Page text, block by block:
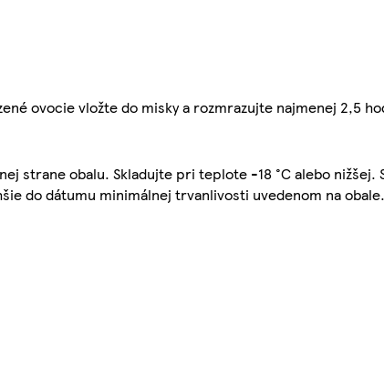
ovocie vložte do misky a rozmrazujte najmenej 2,5
strane obalu. Skladujte pri teplote -18 °C alebo nižšej.
do dátumu minimálnej trvanlivosti uvedenom na obale.